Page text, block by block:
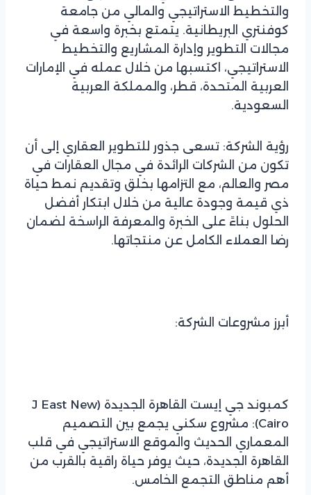
والتخطيط الاستراتيجي والمالي من جامعة
كوفنتري البريطانية. يتمتع بخبرة واسعة في
مجالات التطوير وإدارة المشاريع والتخطيط
الاستراتيجي، اكتسبها من خلال عمله في الإمارات
العربية المتحدة، قطر، والمملكة العربية
السعودية.
رؤية الشركة: تسعى جذور للتطوير العقاري إلى أن
تكون من الشركات الرائدة في مجال العقارات في
مصر والعالم، مع التزامها بخلق وتقديم نمط حياة
ذي قيمة وجودة عالية من خلال ابتكار أفضل
الحلول بناءً على الخبرة والمعرفة الراسخة لضمان
رضا العملاء الكامل عن منتجاتها.
أبرز مشروعات الشركة:
كمبوند جي إيست القاهرة الجديدة (J East New
Cairo): مشروع سكني يجمع بين التصميم
المعماري الحديث والموقع الاستراتيجي في قلب
القاهرة الجديدة، حيث يوفر حياة راقية بالقرب من
أهم مناطق التجمع الخامس.